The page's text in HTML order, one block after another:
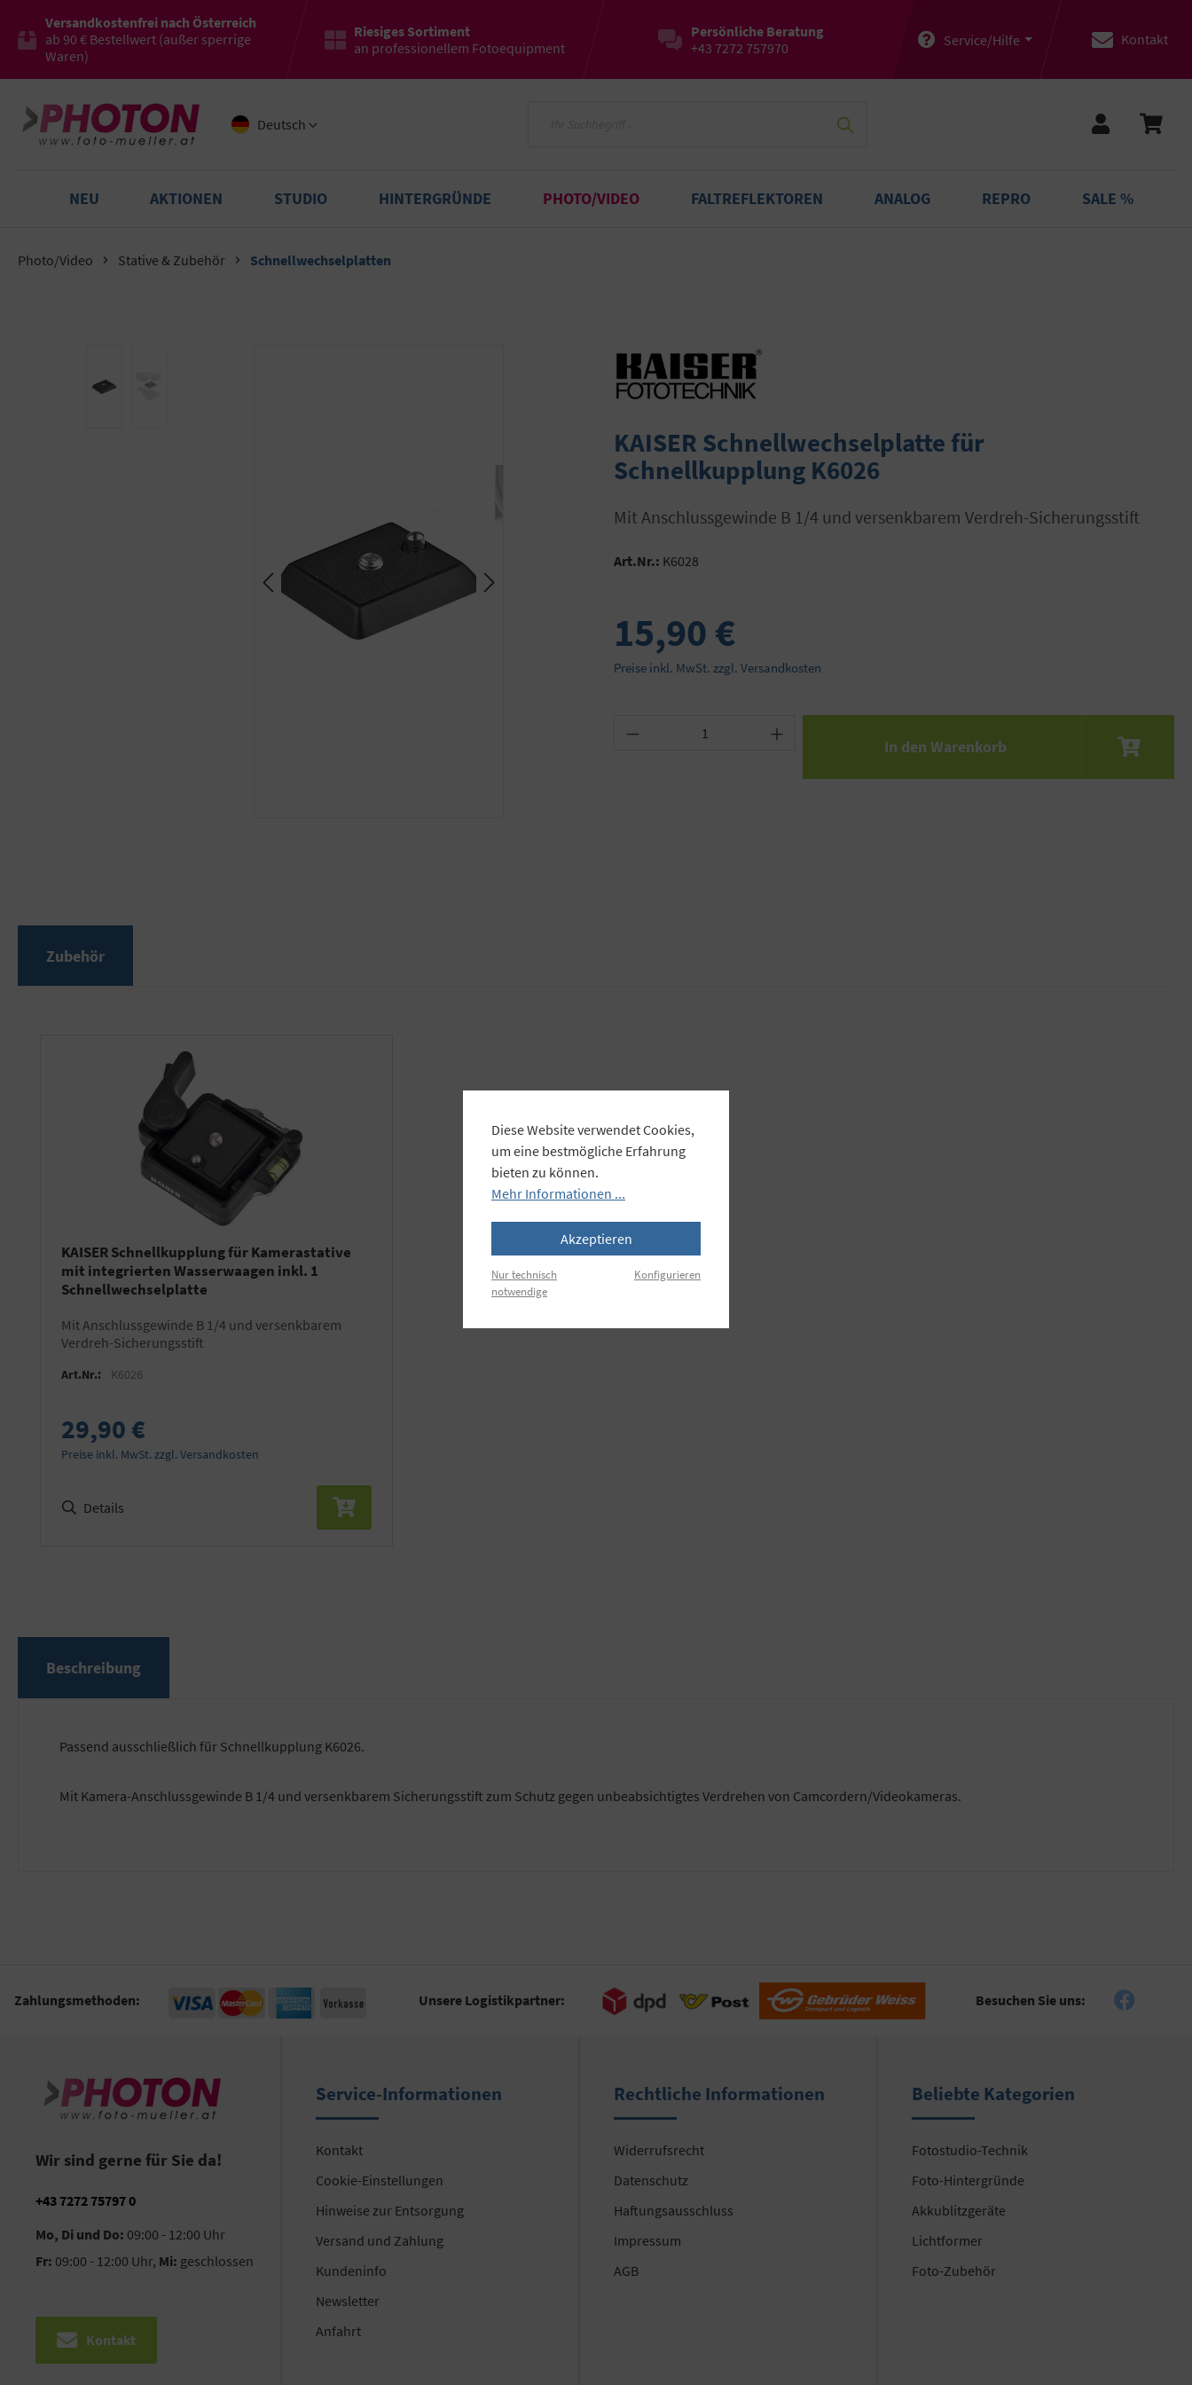
Versandkostenfrei nach Österreich
ab 90 € Bestellwert (außer sperrige
Waren)
Riesiges Sortiment
an professionellem Fotoequipment
Persönliche Beratung
+43 7272 757970
Service/Hilfe Kontakt
Deutsch
NEU AKTIONEN STUDIO HINTERGRÜNDE PHOTO/VIDEO FALTREFLEKTOREN ANALOG REPRO SALE %
Photo/Video Stative & Zubehör Schnellwechselplatten
KAISER Schnellwechselplatte für
Schnellkupplung K6026
mit Anschlussgewinde B 1/4 und versenkbarem Verdreh-Sicherungsstift
Art.Nr.: K6028
15,90 €
Preise inkl. MwSt. zzgl. Versandkosten
Produkt Anzahl: Gib den gewünschten Wert ein oder benutze
In den Warenkorb
Zubehör
KAISER Schnellkupplung für Kamerastative
mit integrierten Wasserwaagen inkl. 1
Schnellwechselplatte
mit Anschlussgewinde B 1/4 und versenkbarem
Verdreh-Sicherungsstift
Art.Nr.: K6026
29,90 €
Preise inkl. MwSt. zzgl. Versandkosten
Details
Beschreibung
Passend ausschließlich für Schnellkupplung K6026.
Mit Kamera-Anschlussgewinde B 1/4 und versenkbarem Sicherungsstift zum Schutz gegen unbeabsichtigtes Verdrehen von Camcordern/Videokameras.
Zahlungsmethoden: Unsere Logistikpartner: Besuchen Sie uns:
Wir sind gerne für Sie da!
+43 7272 75797 0
Mo, Di und Do: 09:00 - 12:00 Uhr
Fr: 09:00 - 12:00 Uhr, Mi: geschlossen
Kontakt
Service-Informationen
Kontakt
Cookie-Einstellungen
Hinweise zur Entsorgung
Versand und Zahlung
Kundeninfo
Newsletter
Anfahrt
Rechtliche Informationen
Widerrufsrecht
Datenschutz
Haftungsausschluss
Impressum
AGB
Beliebte Kategorien
Fotostudio-Technik
Foto-Hintergründe
Akkublitzgeräte
Lichtformer
Foto-Zubehör
Diese Website verwendet Cookies,
um eine bestmögliche Erfahrung
bieten zu können.
Mehr Informationen ...
Akzeptieren
Nur technisch
notwendige
Konfigurieren